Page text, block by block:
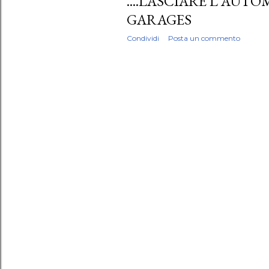
GARAGES
Condividi Posta un commento